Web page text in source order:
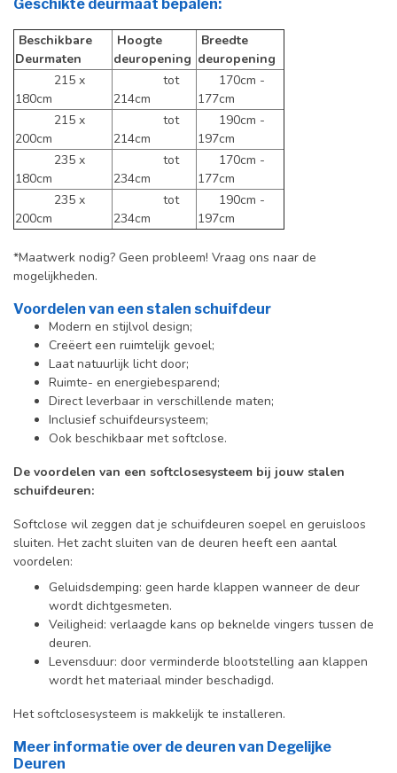
Geschikte deurmaat bepalen:
Beschikbare
Deurmaten
Hoogte
deuropening
Breedte
deuropening
215 x
180cm
tot
214cm
170cm -
177cm
215 x
200cm
tot
214cm
190cm -
197cm
235 x
180cm
tot
234cm
170cm -
177cm
235 x
200cm
tot
234cm
190cm -
197cm
*Maatwerk nodig? Geen probleem! Vraag ons naar de
mogelijkheden.
Voordelen van een stalen schuifdeur
Modern en stijlvol design;
Creëert een ruimtelijk gevoel;
Laat natuurlijk licht door;
Ruimte- en energiebesparend;
Direct leverbaar in verschillende maten;
Inclusief schuifdeursysteem;
Ook beschikbaar met softclose.
De voordelen van een softclosesysteem bij jouw stalen
schuifdeuren:
Softclose wil zeggen dat je schuifdeuren soepel en geruisloos
sluiten. Het zacht sluiten van de deuren heeft een aantal
voordelen:
Geluidsdemping: geen harde klappen wanneer de deur
wordt dichtgesmeten.
Veiligheid: verlaagde kans op beknelde vingers tussen de
deuren.
Levensduur: door verminderde blootstelling aan klappen
wordt het materiaal minder beschadigd.
Het softclosesysteem is makkelijk te installeren.
Meer informatie over de deuren van Degelijke
Deuren